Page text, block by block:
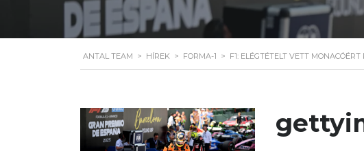
ANTAL TEAM > HÍREK > FORMA-1 > F1: ELÉGTÉTELT VETT MONACÓÉRT